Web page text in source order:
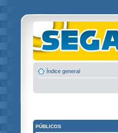
Índice general
PÚBLICOS